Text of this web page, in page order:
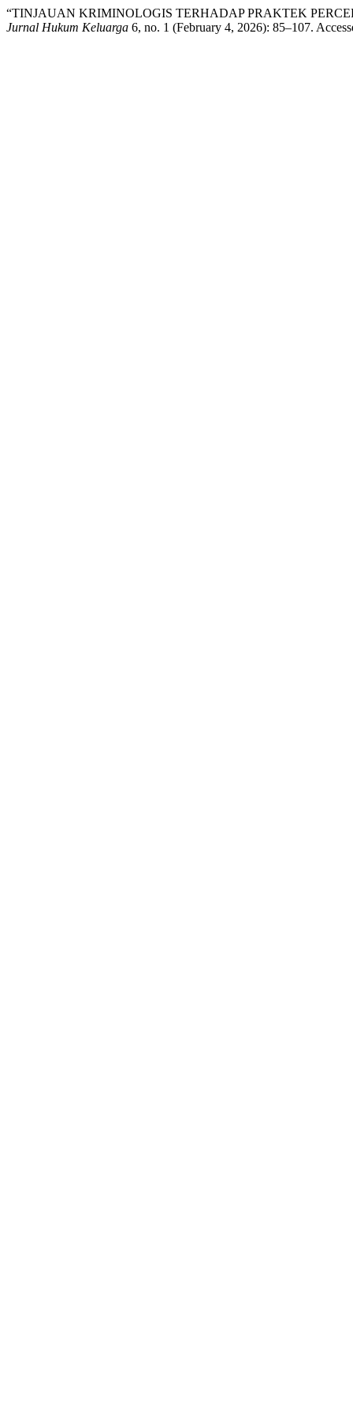
“TINJAUAN KRIMINOLOGIS TERHADAP PRAKTEK
Jurnal Hukum Keluarga 6, no. 1 (February 4, 2026): 85–107.